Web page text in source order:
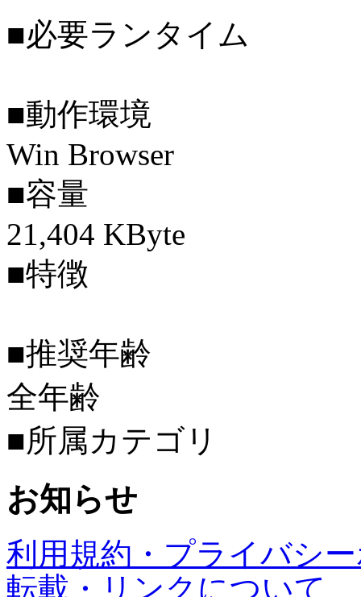
■必要ランタイム
■動作環境
Win Browser
■容量
21,404 KByte
■特徴
■推奨年齢
全年齢
■所属カテゴリ
お知らせ
利用規約・プライバシ
転載・リンクについて